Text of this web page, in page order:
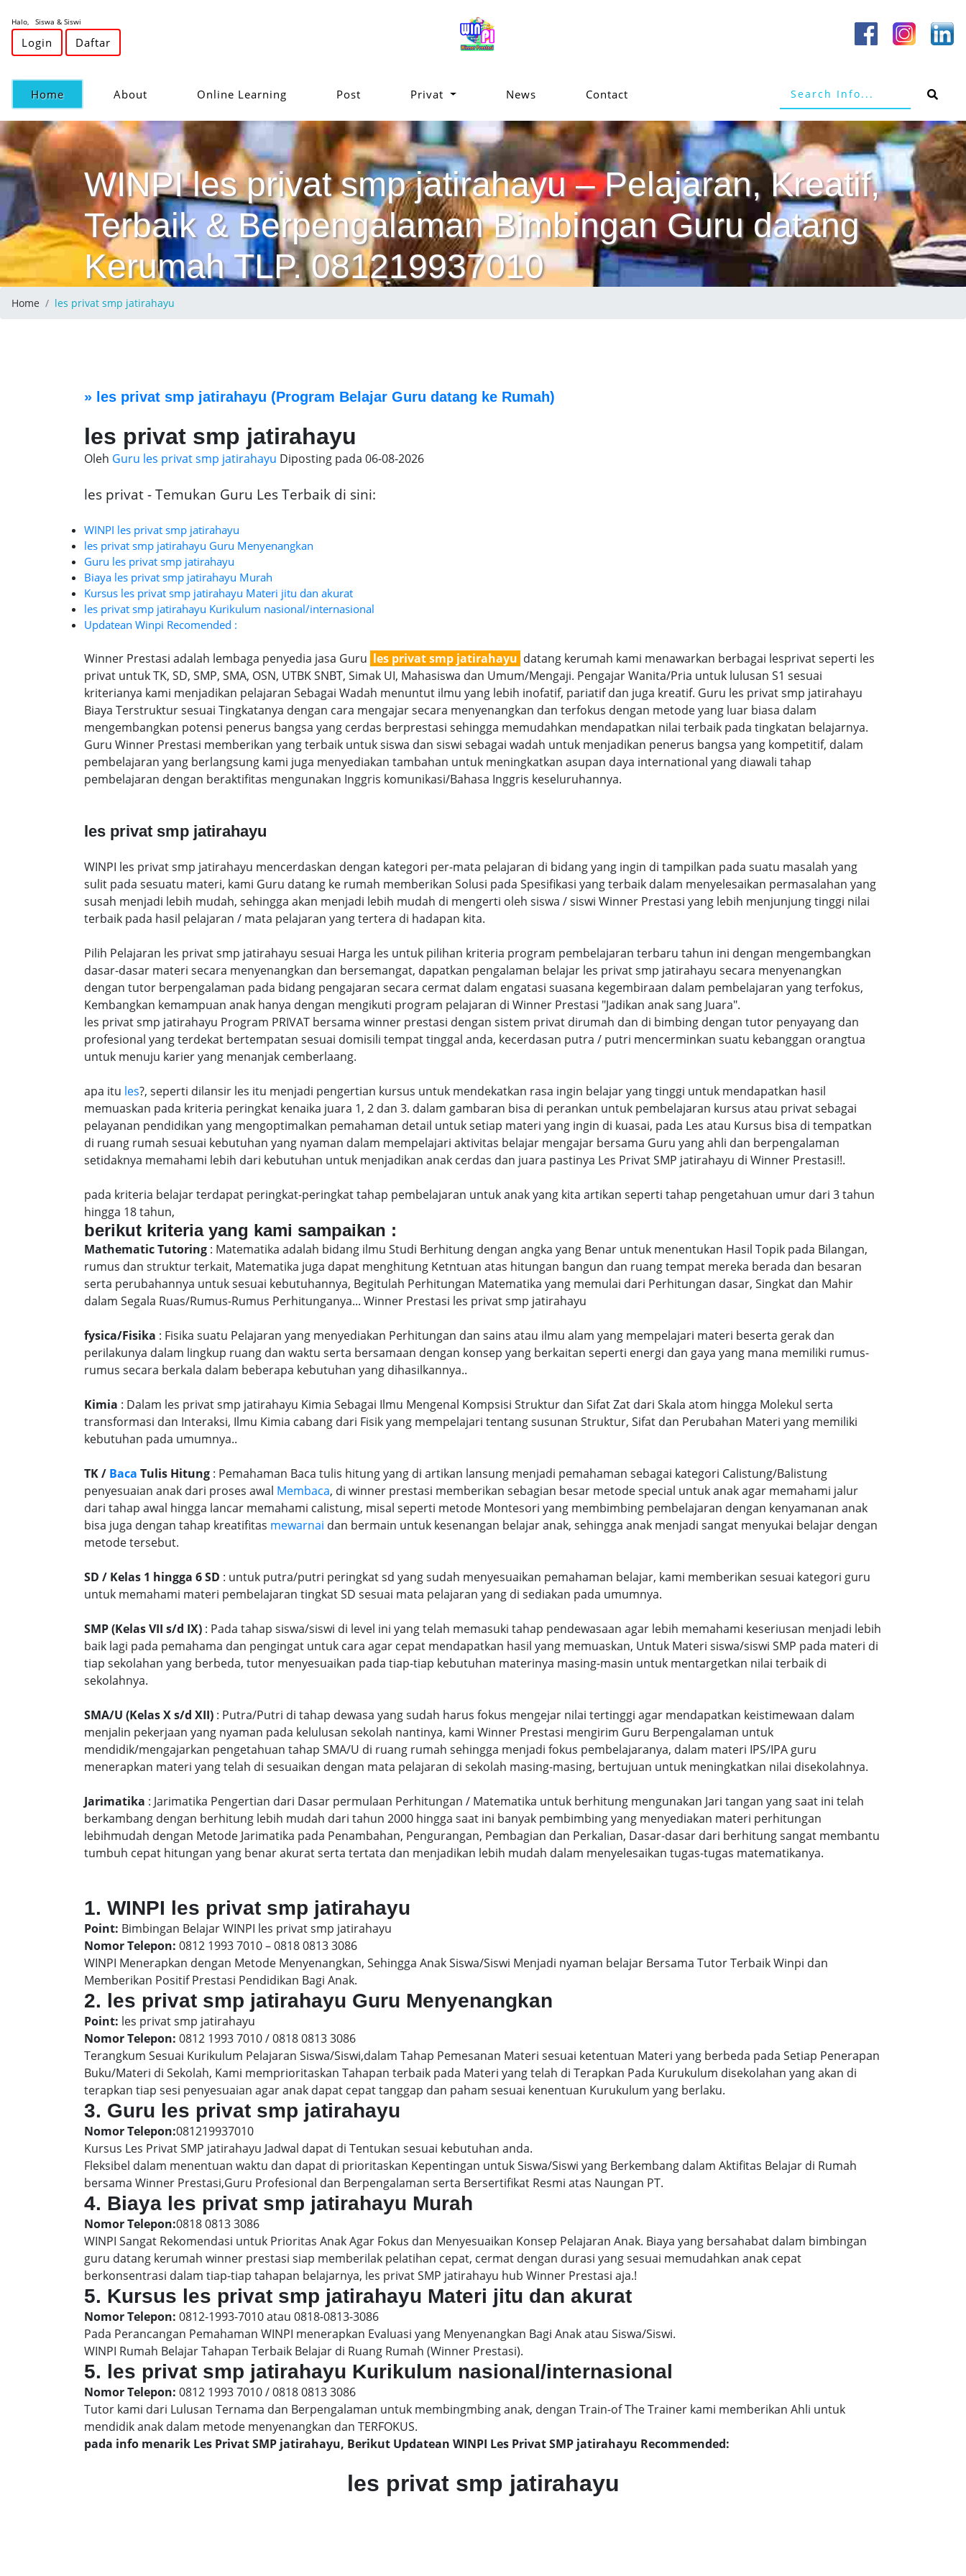
Halo, Siswa & Siswi
Login Daftar
Home(current) About Online Learning Post Privat News Contact
WINPI les privat smp jatirahayu – Pelajaran, Kreatif,
Terbaik & Berpengalaman Bimbingan Guru datang
Kerumah TLP. 081219937010
Home les privat smp jatirahayu
» les privat smp jatirahayu (Program Belajar Guru datang ke Rumah)
les privat smp jatirahayu
Oleh Guru les privat smp jatirahayu Diposting pada 06-08-2026
les privat - Temukan Guru Les Terbaik di sini:
WINPI les privat smp jatirahayu
les privat smp jatirahayu Guru Menyenangkan
Guru les privat smp jatirahayu
Biaya les privat smp jatirahayu Murah
Kursus les privat smp jatirahayu Materi jitu dan akurat
les privat smp jatirahayu Kurikulum nasional/internasional
Updatean Winpi Recomended :
Winner Prestasi adalah lembaga penyedia jasa Guru les privat smp jatirahayu datang kerumah kami menawarkan berbagai lesprivat seperti les
privat untuk TK, SD, SMP, SMA, OSN, UTBK SNBT, Simak UI, Mahasiswa dan Umum/Mengaji. Pengajar Wanita/Pria untuk lulusan S1 sesuai
kriterianya kami menjadikan pelajaran Sebagai Wadah menuntut ilmu yang lebih inofatif, pariatif dan juga kreatif. Guru les privat smp jatirahayu
Biaya Terstruktur sesuai Tingkatanya dengan cara mengajar secara menyenangkan dan terfokus dengan metode yang luar biasa dalam
mengembangkan potensi penerus bangsa yang cerdas berprestasi sehingga memudahkan mendapatkan nilai terbaik pada tingkatan belajarnya.
Guru Winner Prestasi memberikan yang terbaik untuk siswa dan siswi sebagai wadah untuk menjadikan penerus bangsa yang kompetitif, dalam
pembelajaran yang berlangsung kami juga menyediakan tambahan untuk meningkatkan asupan daya international yang diawali tahap
pembelajaran dengan beraktifitas mengunakan Inggris komunikasi/Bahasa Inggris keseluruhannya.
les privat smp jatirahayu
WINPI les privat smp jatirahayu mencerdaskan dengan kategori per-mata pelajaran di bidang yang ingin di tampilkan pada suatu masalah yang
sulit pada sesuatu materi, kami Guru datang ke rumah memberikan Solusi pada Spesifikasi yang terbaik dalam menyelesaikan permasalahan yang
susah menjadi lebih mudah, sehingga akan menjadi lebih mudah di mengerti oleh siswa / siswi Winner Prestasi yang lebih menjunjung tinggi nilai
terbaik pada hasil pelajaran / mata pelajaran yang tertera di hadapan kita.
Pilih Pelajaran les privat smp jatirahayu sesuai Harga les untuk pilihan kriteria program pembelajaran terbaru tahun ini dengan mengembangkan
dasar-dasar materi secara menyenangkan dan bersemangat, dapatkan pengalaman belajar les privat smp jatirahayu secara menyenangkan
dengan tutor berpengalaman pada bidang pengajaran secara cermat dalam engatasi suasana kegembiraan dalam pembelajaran yang terfokus,
Kembangkan kemampuan anak hanya dengan mengikuti program pelajaran di Winner Prestasi "Jadikan anak sang Juara".
les privat smp jatirahayu Program PRIVAT bersama winner prestasi dengan sistem privat dirumah dan di bimbing dengan tutor penyayang dan
profesional yang terdekat bertempatan sesuai domisili tempat tinggal anda, kecerdasan putra / putri mencerminkan suatu kebanggan orangtua
untuk menuju karier yang menanjak cemberlaang.
apa itu les?, seperti dilansir les itu menjadi pengertian kursus untuk mendekatkan rasa ingin belajar yang tinggi untuk mendapatkan hasil
memuaskan pada kriteria peringkat kenaika juara 1, 2 dan 3. dalam gambaran bisa di perankan untuk pembelajaran kursus atau privat sebagai
pelayanan pendidikan yang mengoptimalkan pemahaman detail untuk setiap materi yang ingin di kuasai, pada Les atau Kursus bisa di tempatkan
di ruang rumah sesuai kebutuhan yang nyaman dalam mempelajari aktivitas belajar mengajar bersama Guru yang ahli dan berpengalaman
setidaknya memahami lebih dari kebutuhan untuk menjadikan anak cerdas dan juara pastinya Les Privat SMP jatirahayu di Winner Prestasi!!.
pada kriteria belajar terdapat peringkat-peringkat tahap pembelajaran untuk anak yang kita artikan seperti tahap pengetahuan umur dari 3 tahun
hingga 18 tahun,
berikut kriteria yang kami sampaikan :
Mathematic Tutoring : Matematika adalah bidang ilmu Studi Berhitung dengan angka yang Benar untuk menentukan Hasil Topik pada Bilangan,
rumus dan struktur terkait, Matematika juga dapat menghitung Ketntuan atas hitungan bangun dan ruang tempat mereka berada dan besaran
serta perubahannya untuk sesuai kebutuhannya, Begitulah Perhitungan Matematika yang memulai dari Perhitungan dasar, Singkat dan Mahir
dalam Segala Ruas/Rumus-Rumus Perhitunganya... Winner Prestasi les privat smp jatirahayu
fysica/Fisika : Fisika suatu Pelajaran yang menyediakan Perhitungan dan sains atau ilmu alam yang mempelajari materi beserta gerak dan
perilakunya dalam lingkup ruang dan waktu serta bersamaan dengan konsep yang berkaitan seperti energi dan gaya yang mana memiliki rumus-
rumus secara berkala dalam beberapa kebutuhan yang dihasilkannya..
Kimia : Dalam les privat smp jatirahayu Kimia Sebagai Ilmu Mengenal Kompsisi Struktur dan Sifat Zat dari Skala atom hingga Molekul serta
transformasi dan Interaksi, Ilmu Kimia cabang dari Fisik yang mempelajari tentang susunan Struktur, Sifat dan Perubahan Materi yang memiliki
kebutuhan pada umumnya..
TK / Baca Tulis Hitung : Pemahaman Baca tulis hitung yang di artikan lansung menjadi pemahaman sebagai kategori Calistung/Balistung
penyesuaian anak dari proses awal Membaca, di winner prestasi memberikan sebagian besar metode special untuk anak agar memahami jalur
dari tahap awal hingga lancar memahami calistung, misal seperti metode Montesori yang membimbing pembelajaran dengan kenyamanan anak
bisa juga dengan tahap kreatifitas mewarnai dan bermain untuk kesenangan belajar anak, sehingga anak menjadi sangat menyukai belajar dengan
metode tersebut.
SD / Kelas 1 hingga 6 SD : untuk putra/putri peringkat sd yang sudah menyesuaikan pemahaman belajar, kami memberikan sesuai kategori guru
untuk memahami materi pembelajaran tingkat SD sesuai mata pelajaran yang di sediakan pada umumnya.
SMP (Kelas VII s/d IX) : Pada tahap siswa/siswi di level ini yang telah memasuki tahap pendewasaan agar lebih memahami keseriusan menjadi lebih
baik lagi pada pemahama dan pengingat untuk cara agar cepat mendapatkan hasil yang memuaskan, Untuk Materi siswa/siswi SMP pada materi di
tiap sekolahan yang berbeda, tutor menyesuaikan pada tiap-tiap kebutuhan materinya masing-masin untuk mentargetkan nilai terbaik di
sekolahnya.
SMA/U (Kelas X s/d XII) : Putra/Putri di tahap dewasa yang sudah harus fokus mengejar nilai tertinggi agar mendapatkan keistimewaan dalam
menjalin pekerjaan yang nyaman pada kelulusan sekolah nantinya, kami Winner Prestasi mengirim Guru Berpengalaman untuk
mendidik/mengajarkan pengetahuan tahap SMA/U di ruang rumah sehingga menjadi fokus pembelajaranya, dalam materi IPS/IPA guru
menerapkan materi yang telah di sesuaikan dengan mata pelajaran di sekolah masing-masing, bertujuan untuk meningkatkan nilai disekolahnya.
Jarimatika : Jarimatika Pengertian dari Dasar permulaan Perhitungan / Matematika untuk berhitung mengunakan Jari tangan yang saat ini telah
berkambang dengan berhitung lebih mudah dari tahun 2000 hingga saat ini banyak pembimbing yang menyediakan materi perhitungan
lebihmudah dengan Metode Jarimatika pada Penambahan, Pengurangan, Pembagian dan Perkalian, Dasar-dasar dari berhitung sangat membantu
tumbuh cepat hitungan yang benar akurat serta tertata dan menjadikan lebih mudah dalam menyelesaikan tugas-tugas matematikanya.
1. WINPI les privat smp jatirahayu
Point: Bimbingan Belajar WINPI les privat smp jatirahayu
Nomor Telepon: 0812 1993 7010 – 0818 0813 3086
WINPI Menerapkan dengan Metode Menyenangkan, Sehingga Anak Siswa/Siswi Menjadi nyaman belajar Bersama Tutor Terbaik Winpi dan
Memberikan Positif Prestasi Pendidikan Bagi Anak.
2. les privat smp jatirahayu Guru Menyenangkan
Point: les privat smp jatirahayu
Nomor Telepon: 0812 1993 7010 / 0818 0813 3086
Terangkum Sesuai Kurikulum Pelajaran Siswa/Siswi,dalam Tahap Pemesanan Materi sesuai ketentuan Materi yang berbeda pada Setiap Penerapan
Buku/Materi di Sekolah, Kami memprioritaskan Tahapan terbaik pada Materi yang telah di Terapkan Pada Kurukulum disekolahan yang akan di
terapkan tiap sesi penyesuaian agar anak dapat cepat tanggap dan paham sesuai kenentuan Kurukulum yang berlaku.
3. Guru les privat smp jatirahayu
Nomor Telepon:081219937010
Kursus Les Privat SMP jatirahayu Jadwal dapat di Tentukan sesuai kebutuhan anda.
Fleksibel dalam menentuan waktu dan dapat di prioritaskan Kepentingan untuk Siswa/Siswi yang Berkembang dalam Aktifitas Belajar di Rumah
bersama Winner Prestasi,Guru Profesional dan Berpengalaman serta Bersertifikat Resmi atas Naungan PT.
4. Biaya les privat smp jatirahayu Murah
Nomor Telepon:0818 0813 3086
WINPI Sangat Rekomendasi untuk Prioritas Anak Agar Fokus dan Menyesuaikan Konsep Pelajaran Anak. Biaya yang bersahabat dalam bimbingan
guru datang kerumah winner prestasi siap memberilak pelatihan cepat, cermat dengan durasi yang sesuai memudahkan anak cepat
berkonsentrasi dalam tiap-tiap tahapan belajarnya, les privat SMP jatirahayu hub Winner Prestasi aja.!
5. Kursus les privat smp jatirahayu Materi jitu dan akurat
Nomor Telepon: 0812-1993-7010 atau 0818-0813-3086
Pada Perancangan Pemahaman WINPI menerapkan Evaluasi yang Menyenangkan Bagi Anak atau Siswa/Siswi.
WINPI Rumah Belajar Tahapan Terbaik Belajar di Ruang Rumah (Winner Prestasi).
5. les privat smp jatirahayu Kurikulum nasional/internasional
Nomor Telepon: 0812 1993 7010 / 0818 0813 3086
Tutor kami dari Lulusan Ternama dan Berpengalaman untuk membingmbing anak, dengan Train-of The Trainer kami memberikan Ahli untuk
mendidik anak dalam metode menyenangkan dan TERFOKUS.
pada info menarik Les Privat SMP jatirahayu, Berikut Updatean WINPI Les Privat SMP jatirahayu Recommended:
les privat smp jatirahayu